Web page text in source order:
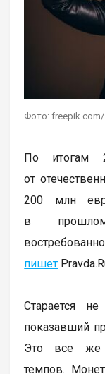
Фото:
По итогам
от
200 млн
в
пишет
Старается
показавший
Это все же
темпов.